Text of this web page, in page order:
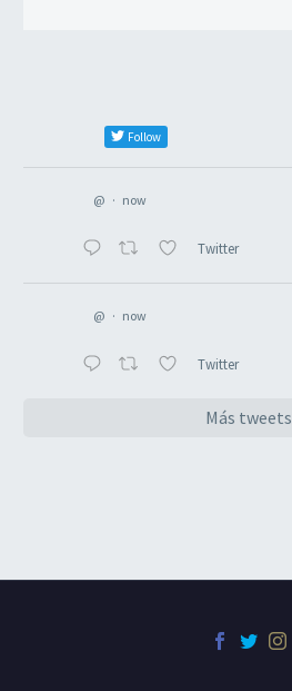
Follow
@ · now
Twitter
@ · now
Twitter
Más tweets